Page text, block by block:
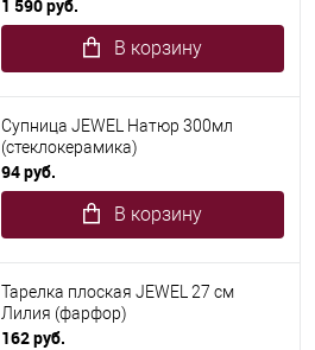
1 590 руб.
В корзину
Супница JEWEL Натюр 300мл
(стеклокерамика)
94 руб.
В корзину
Тарелка плоская JEWEL 27 см
Лилия (фарфор)
162 руб.